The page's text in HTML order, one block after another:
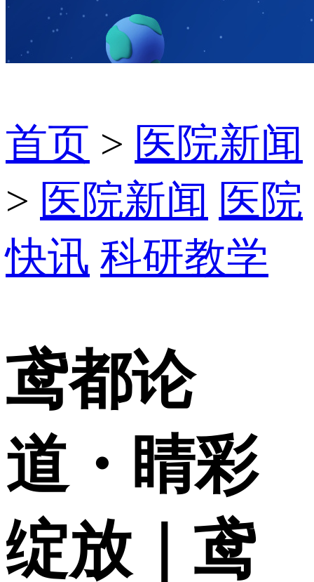
首页 > 医院新闻
> 医院新闻 医院
快讯 科研教学
鸢都论
道・睛彩
绽放｜鸢